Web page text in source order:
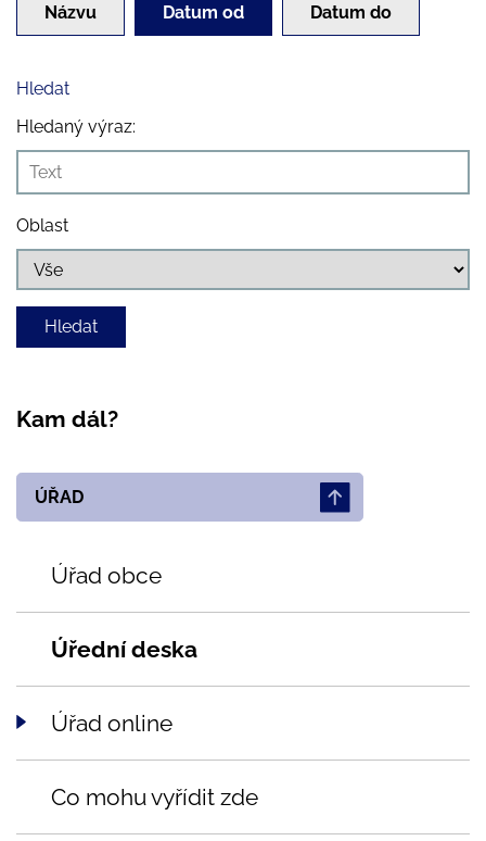
Názvu Datum od Datum do
Hledat
Hledaný výraz:
Oblast
Kam dál?
ÚŘAD
Úřad obce
Úřední deska
Úřad online
Co mohu vyřídit zde